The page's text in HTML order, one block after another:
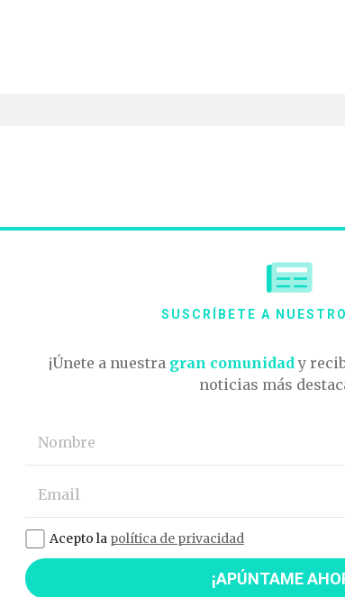
SUSCRÍBETE A
¡Únete a nuestra gran comunidady
noticias más
Acepto la política de privacidad